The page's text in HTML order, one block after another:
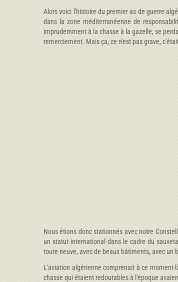
Alors voici l'histoire du premier as de guerre
dans la zone méditerranéenne de
imprudemment à la chasse à la gazelle, se
remerciement. Mais ça, ce n'est pas grave,
Nous étions donc stationnés avec notre
un statut international dans le cadre du
toute neuve, avec de beaux bâtiments, avec
L'aviation algérienne comprenait à ce
chasse qui étaient redoutables à l'époque